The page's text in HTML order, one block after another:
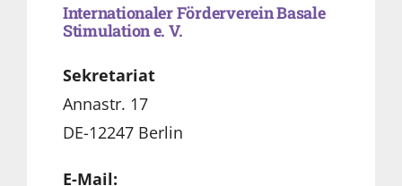
Internationaler Förderverein Basale
Stimulation e. V.
Sekretariat
Annastr. 17
DE-12247 Berlin
E-Mail: